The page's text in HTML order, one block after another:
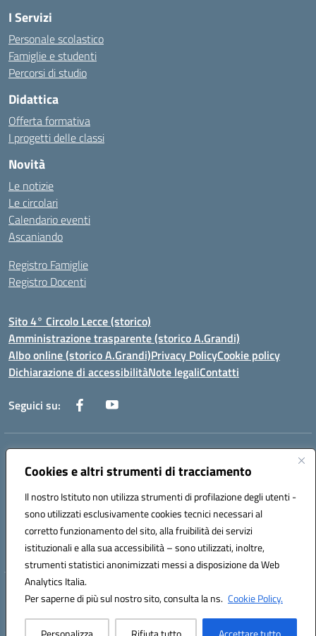
Cookies e altri strumenti di tracciamento
Il nostro Istituto non utilizza strumenti di profilazione degli utenti -
sono utilizzati esclusivamente cookies tecnici necessari al
corretto funzionamento del sito, alla fruibilità dei servizi
istituzionali e alla sua accessibilità – sono utilizzati, inoltre,
strumenti statistici anonimizzati messi a disposizione da Web
Analytics Italia.
Per saperne di più sul nostro sito, consulta la ns. Cookie Policy.
I Servizi
Personale scolastico
Famiglie e studenti
Percorsi di studio
Didattica
Offerta formativa
I progetti delle classi
Novità
Le notizie
Le circolari
Calendario eventi
Ascaniando
Registro Famiglie
Registro Docenti
Sito 4° Circolo Lecce (storico)
Amministrazione trasparente (storico A.Grandi)
Albo online (storico A.Grandi)Privacy PolicyCookie policy
Dichiarazione di accessibilitàNote legaliContatti
Seguici su:
Indirizzo:
Centralino:0832/346889 Email:leic8av008@istruzione.it
Codice fiscale: 93173040754
Codice meccanografico:
LEIC8AV008
Codice Indice delle Pubbliche Amministrazioni (IPA): BZRH652R
Hosting & Powered by 3D Solution S.r.l.
Concept & Design by Designers Italia